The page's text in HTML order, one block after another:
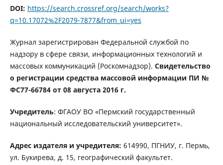
DOI: https://search.crossref.org/search/works?
q=10.17072%2F2079-7877&from_ui=yes
Журнал зарегистрирован Федеральной службой по
надзору в сфере связи, информационных технологий и
массовых коммуникаций (Роскомнадзор). Свидетельство
о регистрации средства массовой информации ПИ №
ФС77-66784 от 08 августа 2016 г.
Учредитель: ФГАОУ ВО «Пермский государственный
национальный исследовательский университет».
Адрес издателя и учредителя: 614990, ПГНИУ, г. Пермь,
ул. Букирева, д. 15, географический факультет.